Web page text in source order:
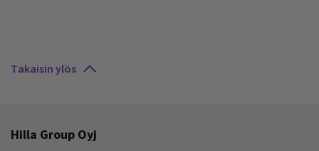
Takaisin ylös
Hilla Group Oyj